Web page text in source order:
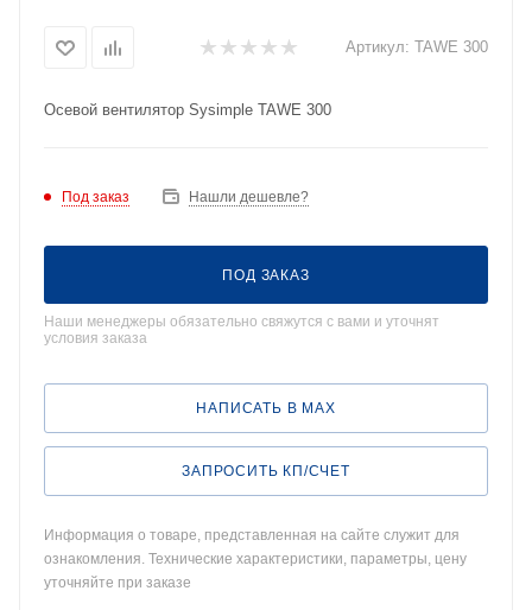
Артикул: TAWE 300
Осевой вентилятор Sysimple TAWE 300
Под заказ Нашли дешевле?
ПОД ЗАКАЗ
Наши менеджеры обязательно свяжутся с вами и уточнят
условия заказа
НАПИСАТЬ В MAX
ЗАПРОСИТЬ КП/СЧЕТ
Информация о товаре, представленная на сайте служит для
ознакомления. Технические характеристики, параметры, цену
уточняйте при заказе